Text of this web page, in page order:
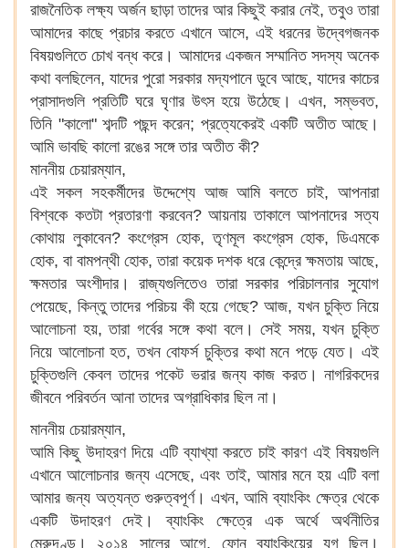
রাজনৈতিক লক্ষ্য অর্জন ছাড়া তাদের আর কিছুই করার নেই, তবুও তারা
আমাদের কাছে প্রচার করতে এখানে আসে, এই ধরনের উদ্বেগজনক
বিষয়গুলিতে চোখ বন্ধ করে। আমাদের একজন সম্মানিত সদস্য অনেক
কথা বলছিলেন, যাদের পুরো সরকার মদ্যপানে ডুবে আছে, যাদের কাচের
প্রাসাদগুলি প্রতিটি ঘরে ঘৃণার উৎস হয়ে উঠেছে। এখন, সম্ভবত,
তিনি "কালো" শব্দটি পছন্দ করেন; প্রত্যেকেরই একটি অতীত আছে।
আমি ভাবছি কালো রঙের সঙ্গে তার অতীত কী?
মাননীয় চেয়ারম্যান,
এই সকল সহকর্মীদের উদ্দেশ্যে আজ আমি বলতে চাই, আপনারা
বিশ্বকে কতটা প্রতারণা করবেন? আয়নায় তাকালে আপনাদের সত্য
কোথায় লুকাবেন? কংগ্রেস হোক, তৃণমূল কংগ্রেস হোক, ডিএমকে
হোক, বা বামপন্থী হোক, তারা কয়েক দশক ধরে কেন্দ্রে ক্ষমতায় আছে,
ক্ষমতার অংশীদার। রাজ্যগুলিতেও তারা সরকার পরিচালনার সুযোগ
পেয়েছে, কিন্তু তাদের পরিচয় কী হয়ে গেছে? আজ, যখন চুক্তি নিয়ে
আলোচনা হয়, তারা গর্বের সঙ্গে কথা বলে। সেই সময়, যখন চুক্তি
নিয়ে আলোচনা হত, তখন বোফর্স চুক্তির কথা মনে পড়ে যেত। এই
চুক্তিগুলি কেবল তাদের পকেট ভরার জন্য কাজ করত। নাগরিকদের
জীবনে পরিবর্তন আনা তাদের অগ্রাধিকার ছিল না।
মাননীয় চেয়ারম্যান,
আমি কিছু উদাহরণ দিয়ে এটি ব্যাখ্যা করতে চাই কারণ এই বিষয়গুলি
এখানে আলোচনার জন্য এসেছে, এবং তাই, আমার মনে হয় এটি বলা
আমার জন্য অত্যন্ত গুরুত্বপূর্ণ। এখন, আমি ব্যাংকিং ক্ষেত্র থেকে
একটি উদাহরণ দেই। ব্যাংকিং ক্ষেত্রে এক অর্থে অর্থনীতির
মেরুদণ্ড। ২০১৪ সালের আগে, ফোন ব্যাংকিংয়ের যুগ ছিল।